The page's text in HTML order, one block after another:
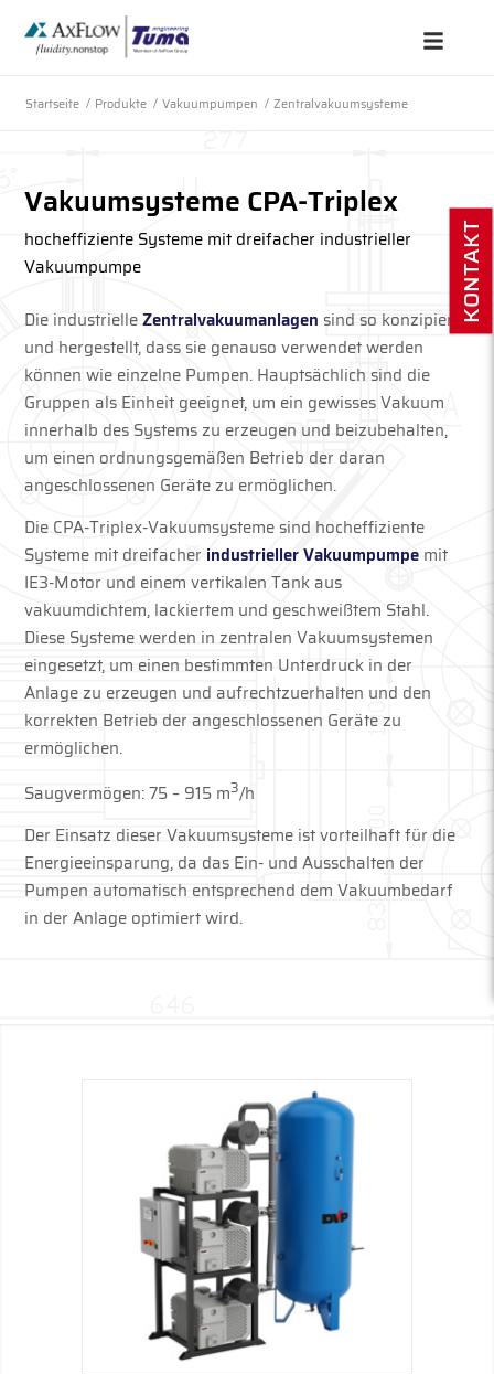
Startseite / Produkte / Vakuumpumpen / Zentralvakuumsysteme
Vakuumsysteme CPA-Triplex
hocheffiziente Systeme mit dreifacher industrieller
Vakuumpumpe
Die industrielleZentralvakuumanlagen sind so konzipiert
und hergestellt, dass sie genauso verwendet werden
können wie einzelne Pumpen. Hauptsächlich sind die
Gruppen als Einheit geeignet, um ein gewisses Vakuum
innerhalb des Systems zu erzeugen und beizubehalten,
um einen ordnungsgemäßen Betrieb der daran
angeschlossenen Geräte zu ermöglichen.
Die CPA-Triplex-Vakuumsysteme sind hocheffiziente
Systeme mit dreifacher industrieller Vakuumpumpe mit
IE3-Motor und einem vertikalen Tank aus
vakuumdichtem, lackiertem und geschweißtem Stahl.
Diese Systeme werden in zentralen Vakuumsystemen
eingesetzt, um einen bestimmten Unterdruck in der
Anlage zu erzeugen und aufrechtzuerhalten und den
korrekten Betrieb der angeschlossenen Geräte zu
ermöglichen.
Saugvermögen: 75 – 915 m3/h
Der Einsatz dieser Vakuumsysteme ist vorteilhaft für die
Energieeinsparung, da das Ein- und Ausschalten der
Pumpen automatisch entsprechend dem Vakuumbedarf
in der Anlage optimiert wird.
KONTAKT